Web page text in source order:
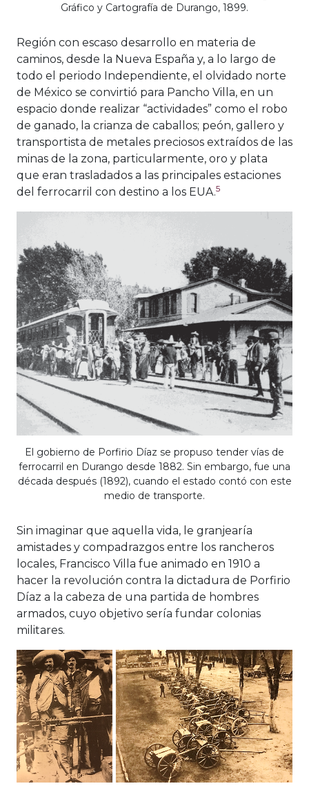
Gráfico y Cartografía de Durango, 1899.
Región con escaso desarrollo en materia de
caminos, desde la Nueva España y, a lo largo de
todo el periodo Independiente, el olvidado norte
de México se convirtió para Pancho Villa, en un
espacio donde realizar “actividades” como el robo
de ganado, la crianza de caballos; peón, gallero y
transportista de metales preciosos extraídos de las
minas de la zona, particularmente, oro y plata
que eran trasladados a las principales estaciones
del ferrocarril con destino a los EUA.5
El gobierno de Porfirio Díaz se propuso tender vías de
ferrocarril en Durango desde 1882. Sin embargo, fue una
década después (1892), cuando el estado contó con este
medio de transporte.
Sin imaginar que aquella vida, le granjearía
amistades y compadrazgos entre los rancheros
locales, Francisco Villa fue animado en 1910 a
hacer la revolución contra la dictadura de Porfirio
Díaz a la cabeza de una partida de hombres
armados, cuyo objetivo sería fundar colonias
militares.